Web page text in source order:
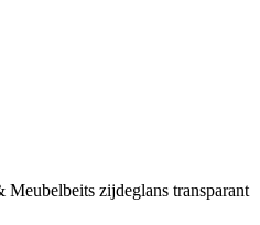
zijdeglans transparant